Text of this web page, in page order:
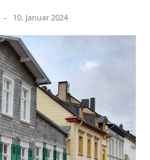
- 10. Januar 2024